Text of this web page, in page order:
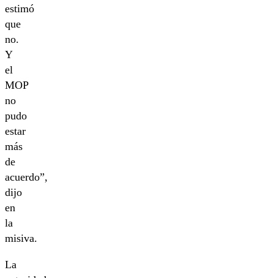
estimó
que
no.
Y
el
MOP
no
pudo
estar
más
de
acuerdo”,
dijo
en
la
misiva.
La